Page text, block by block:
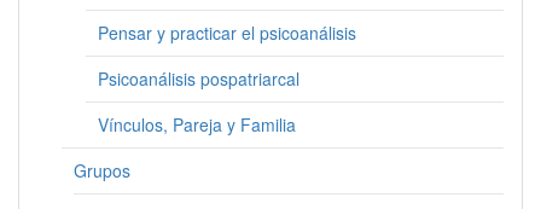
Pensar y practicar el psicoanálisis
Psicoanálisis pospatriarcal
Vínculos, Pareja y Familia
Grupos